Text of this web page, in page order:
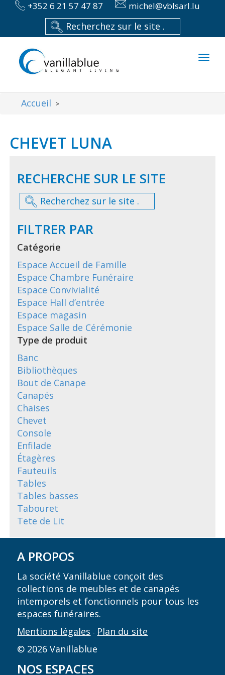
+352 6 21 57 47 87 michel@vblsarl.lu
Accueil >
CHEVET LUNA
RECHERCHE SUR LE SITE
FILTRER PAR
Catégorie
Espace Accueil de Famille
Espace Chambre Funéraire
Espace Convivialité
Espace Hall d’entrée
Espace magasin
Espace Salle de Cérémonie
Type de produit
Banc
Bibliothèques
Bout de Canape
Canapés
Chaises
Chevet
Console
Enfilade
Étagères
Fauteuils
Tables
Tables basses
Tabouret
Tete de Lit
A PROPOS
La société Vanillablue conçoit des
collections de meubles et de canapés
intemporels et fonctionnels pour tous les
espaces funéraires.
Mentions légales - Plan du site
© 2026 Vanillablue
NOS ESPACES